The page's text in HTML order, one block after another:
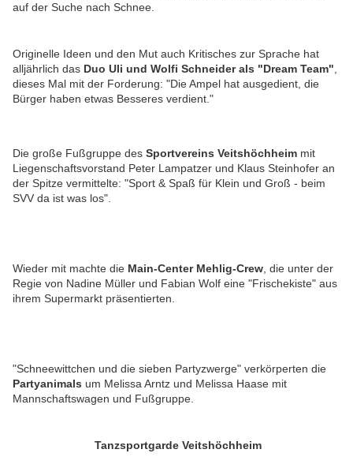
auf der Suche nach Schnee.
Originelle Ideen und den Mut auch Kritisches zur Sprache hat
alljährlich das Duo Uli und Wolfi Schneider als "Dream Team"
dieses Mal mit der Forderung: "Die Ampel hat ausgedient, die
Bürger haben etwas Besseres verdient."
Die große Fußgruppe des Sportvereins Veitshöchheim mit
Liegenschaftsvorstand Peter Lampatzer und Klaus Steinhofer an
der Spitze vermittelte: "Sport & Spaß für Klein und Groß - beim
SVV da ist was los".
Wieder mit machte die Main-Center Mehlig-Crew , die unter der
Regie von Nadine Müller und Fabian Wolf eine "Frischekiste" aus
ihrem Supermarkt präsentierten.
"Schneewittchen und die sieben Partyzwerge" verkörperten die
Partyanimals um Melissa Arntz und Melissa Haase mit
Mannschaftswagen und Fußgruppe.
Tanzsportgarde Veitshöchheim